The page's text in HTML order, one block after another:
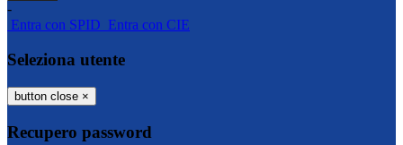
-
Entra con SPID Entra con CIE
Seleziona utente
button close ×
Recupero password